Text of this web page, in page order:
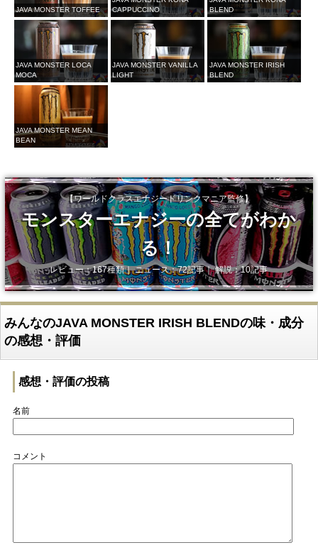
JAVA MONSTER TOFFEE
CAPPUCCINO
BLEND
JAVA MONSTER LOCA
MOCA
JAVA MONSTER VANILLA
LIGHT
JAVA MONSTER IRISH
BLEND
JAVA MONSTER MEAN
BEAN
【ワールドクラスエナジードリンクマニア監修】
モンスターエナジーの全てがわか
る！
レビュー：167種類｜ ニュース：72記事｜ 解説：10記事
みんなのJAVA MONSTER IRISH BLENDの味・成分
の感想・評価
感想・評価の投稿
名前
コメント